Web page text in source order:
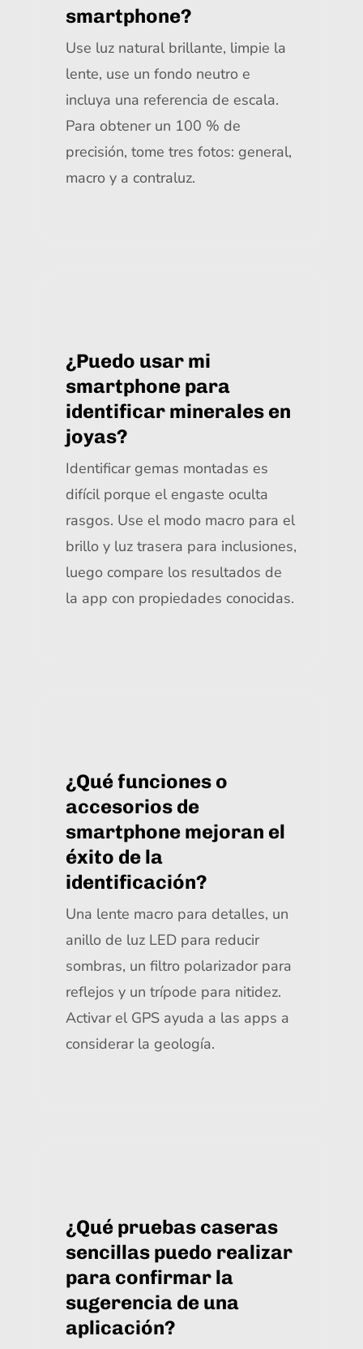
smartphone?
Use luz natural brillante, limpie la
lente, use un fondo neutro e
incluya una referencia de escala.
Para obtener un 100 % de
precisión, tome tres fotos: general,
macro y a contraluz.
¿Puedo usar mi
smartphone para
identificar minerales en
joyas?
Identificar gemas montadas es
difícil porque el engaste oculta
rasgos. Use el modo macro para el
brillo y luz trasera para inclusiones,
luego compare los resultados de
la app con propiedades conocidas.
¿Qué funciones o
accesorios de
smartphone mejoran el
éxito de la
identificación?
Una lente macro para detalles, un
anillo de luz LED para reducir
sombras, un filtro polarizador para
reflejos y un trípode para nitidez.
Activar el GPS ayuda a las apps a
considerar la geología.
¿Qué pruebas caseras
sencillas puedo realizar
para confirmar la
sugerencia de una
aplicación?